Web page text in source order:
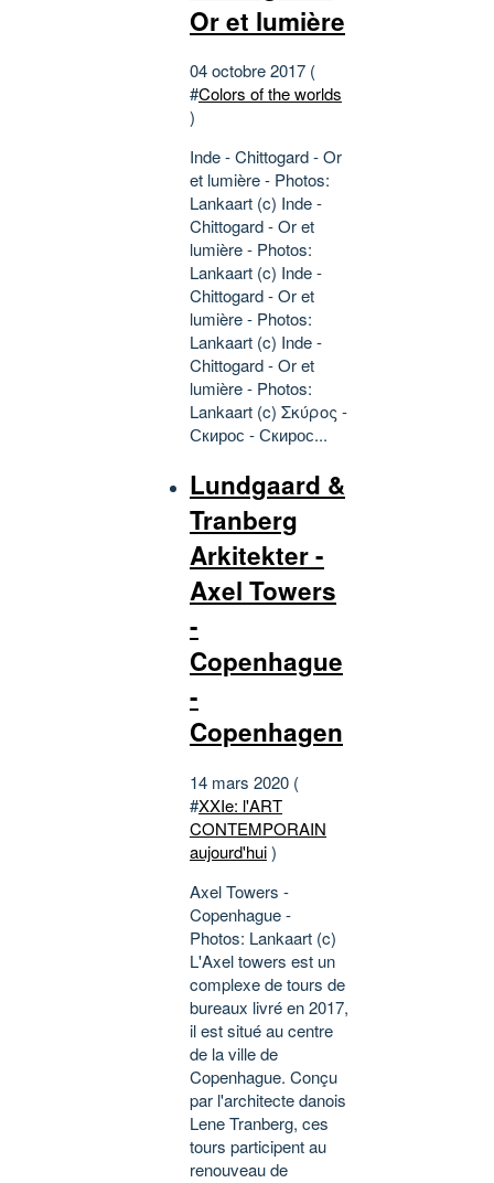
Or et lumière
04 octobre 2017 (
#Colors of the worlds
)
Inde - Chittogard - Or
et lumière - Photos:
Lankaart (c) Inde -
Chittogard - Or et
lumière - Photos:
Lankaart (c) Inde -
Chittogard - Or et
lumière - Photos:
Lankaart (c) Inde -
Chittogard - Or et
lumière - Photos:
Lankaart (c) Σκύρος -
Скирос - Скирос...
Lundgaard &
Tranberg
Arkitekter -
Axel Towers
-
Copenhague
-
Copenhagen
14 mars 2020 (
#XXIe: l'ART
CONTEMPORAIN
aujourd'hui)
Axel Towers -
Copenhague -
Photos: Lankaart (c)
L'Axel towers est un
complexe de tours de
bureaux livré en 2017,
il est situé au centre
de la ville de
Copenhague. Conçu
par l'architecte danois
Lene Tranberg, ces
tours participent au
renouveau de